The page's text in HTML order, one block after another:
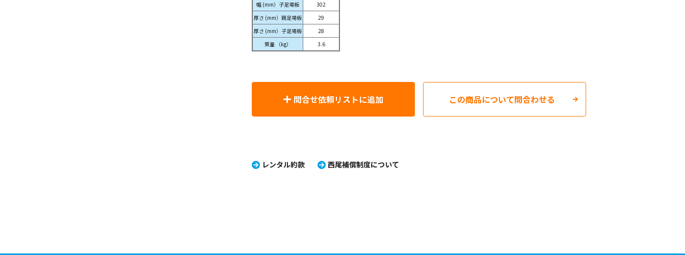
幅 (mm）子足場板
302
厚さ (mm）親足場板
29
厚さ (mm）子足場板
28
質量 （kg）
3.6
問合せ依頼リストに追加 この商品について問合わせる
レンタル約款 西尾補償制度について